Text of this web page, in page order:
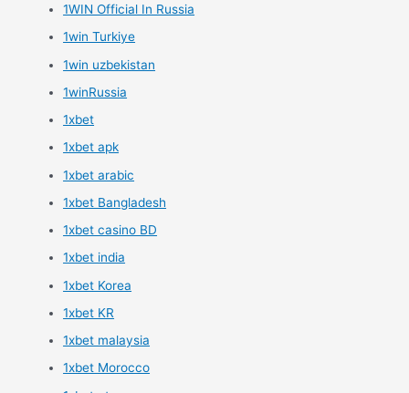
1WIN Official In Russia
1win Turkiye
1win uzbekistan
1winRussia
1xbet
1xbet apk
1xbet arabic
1xbet Bangladesh
1xbet casino BD
1xbet india
1xbet Korea
1xbet KR
1xbet malaysia
1xbet Morocco